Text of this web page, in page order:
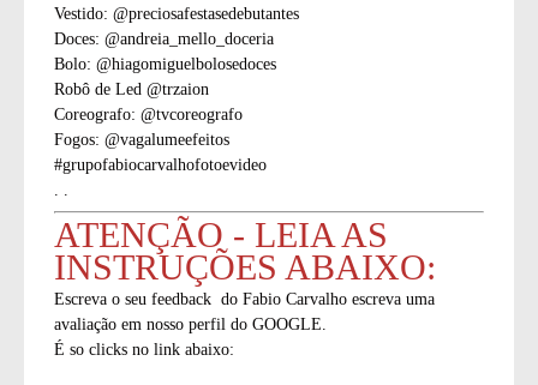
Vestido: @preciosafestasedebutantes
Doces: @andreia_mello_doceria
Bolo: @hiagomiguelbolosedoces
Robô de Led @trzaion
Coreografo: @tvcoreografo
Fogos: @vagalumeefeitos
#grupofabiocarvalhofotoevideo
. .
ATENÇÃO - LEIA AS
INSTRUÇÕES ABAIXO:
Escreva o seu feedback do Fabio Carvalho escreva uma
avaliação em nosso perfil do GOOGLE.
É so clicks no link abaixo: